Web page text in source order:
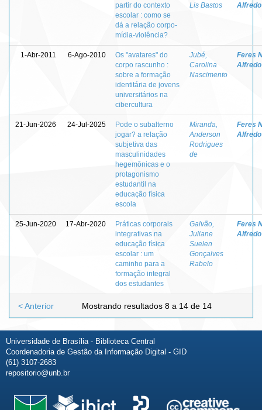
partir do contexto
escolar : como se
dá a relação corpo-
mídia-violência?
Lis Bastos
Alfredo
1-Abr-2011 6-Ago-2010
Os "avatares" do
corpo rascunho :
sobre a formação
identitária de jovens
universitários na
cibercultura
Jubé,
Carolina
Nascimento
Feres
Alfredo
21-Jun-2026 24-Jul-2025
Pode o subalterno
jogar? a relação
subjetiva das
masculinidades
hegemônicas e o
protagonismo
estudantil na
educação física
escola
Miranda,
Anderson
Rodrigues
de
Feres
Alfredo
25-Jun-2020 17-Abr-2020
Práticas corporais
integrativas na
educação física
escolar : um
caminho para a
formação integral
dos estudantes
Galvão,
Juliane
Suelen
Gonçalves
Rabelo
Feres
Alfredo
Mostrando resultados 8 a 14 de 14
< Anterior
Universidade de Brasília - Biblioteca Central
Coordenadoria de Gestão da Informação Digital - GID
(61) 3107-2683
repositorio@unb.br